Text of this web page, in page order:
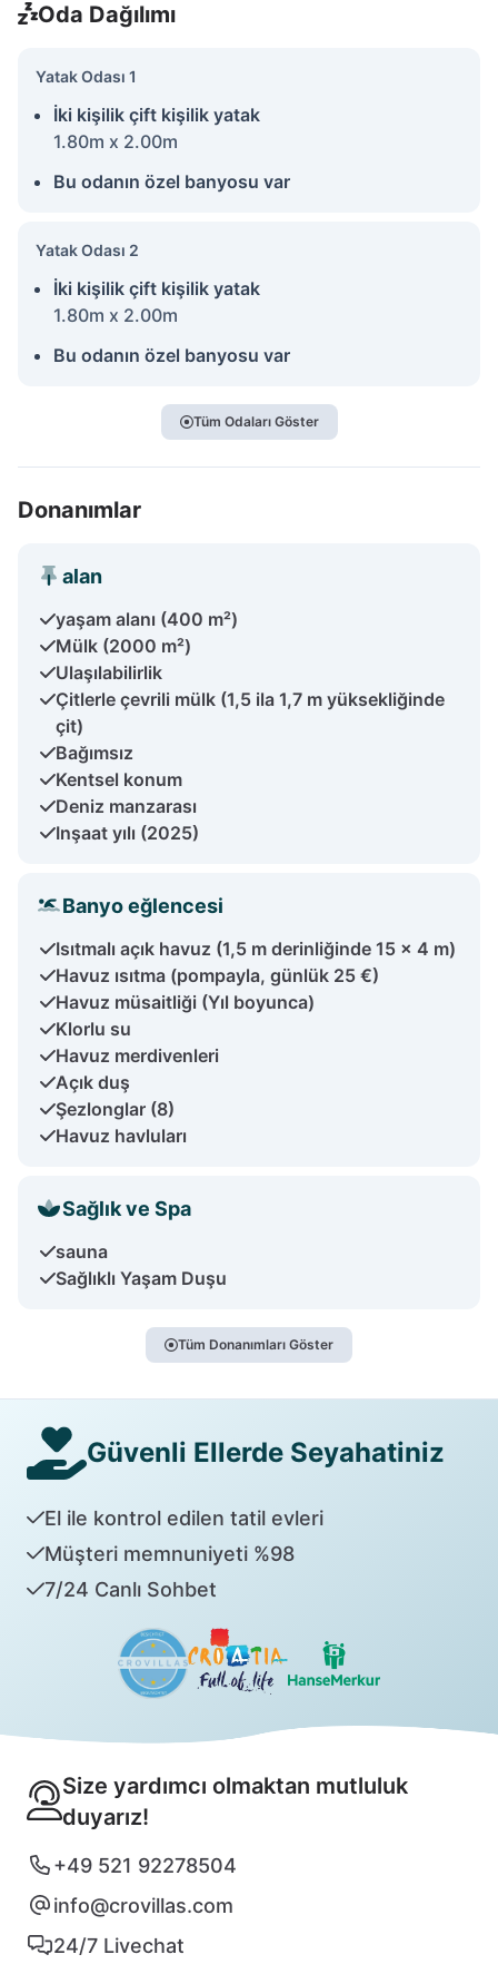
Oda Dağılımı
Yatak Odası 1
İki kişilik çift kişilik yatak
1.80m x 2.00m
Bu odanın özel banyosu var
Yatak Odası 2
İki kişilik çift kişilik yatak
1.80m x 2.00m
Bu odanın özel banyosu var
Tüm Odaları Göster
Donanımlar
alan
yaşam alanı (400 m²)
Mülk (2000 m²)
Ulaşılabilirlik
Çitlerle çevrili mülk (1,5 ila 1,7 m yüksekliğinde
çit)
Bağımsız
Kentsel konum
Deniz manzarası
Inşaat yılı (2025)
Banyo eğlencesi
Isıtmalı açık havuz (1,5 m derinliğinde 15 × 4 m)
Havuz ısıtma (pompayla, günlük 25 €)
Havuz müsaitliği (Yıl boyunca)
Klorlu su
Havuz merdivenleri
Açık duş
Şezlonglar (8)
Havuz havluları
Sağlık ve Spa
sauna
Sağlıklı Yaşam Duşu
Tüm Donanımları Göster
Güvenli Ellerde Seyahatiniz
El ile kontrol edilen tatil evleri
Müşteri memnuniyeti %98
7/24 Canlı Sohbet
Size yardımcı olmaktan mutluluk
duyarız!
+49 521 92278504
info@crovillas.com
24/7 Livechat